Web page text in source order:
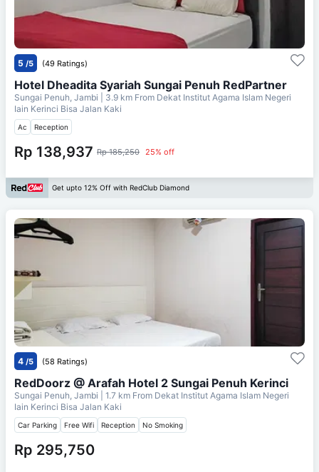
5 /5 (49 Ratings)
Hotel Dheadita Syariah Sungai Penuh RedPartner
Sungai Penuh, Jambi | 3.9 km From Dekat Institut Agama Islam Negeri
Iain Kerinci Bisa Jalan Kaki
Ac Reception
Rp 138,937 Rp 185,250 25% off
Get upto 12% Off with RedClub Diamond
4 /5 (58 Ratings)
RedDoorz @ Arafah Hotel 2 Sungai Penuh Kerinci
Sungai Penuh, Jambi | 1.7 km From Dekat Institut Agama Islam Negeri
Iain Kerinci Bisa Jalan Kaki
Car Parking Free Wifi Reception No Smoking
Rp 295,750